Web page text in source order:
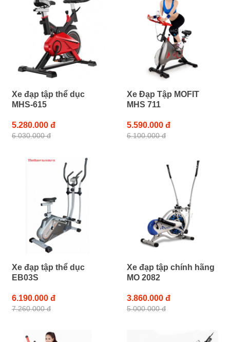
Xe đạp tập thể dục
MHS-615
5.280.000 đ
6.030.000 đ
Xe Đạp Tập MOFIT
MHS 711
5.590.000 đ
6.100.000 đ
Xe đạp tập thể dục
EB03S
6.190.000 đ
7.260.000 đ
Xe đạp tập chính hãng
MO 2082
3.860.000 đ
5.000.000 đ